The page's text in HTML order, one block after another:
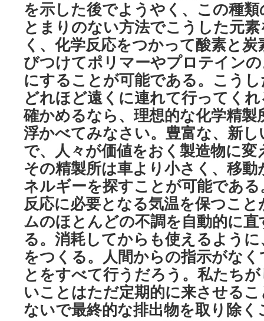
を示した後でようやく、この種
とまりのない方法でこうした元
く、化学反応をつかって酸素と
びつけてポリマーやプロテイン
にすることが可能である。こう
どれほど遠くに連れて行ってく
確かめるなら、理想的な化学精
浮かべてみなさい。豊富な、新
で、人々が価値をおく製造物に
その精製所は車より小さく、移
ネルギーを探すことが可能であ
反応に必要となる気温を保つこ
ムのほとんどの不調を自動的に
る。消耗してからも使えるよう
をつくる。人間からの指示がな
とをすべて行うだろう。私たち
いことはただ定期的に来させる
ないで最終的な排出物を取り除